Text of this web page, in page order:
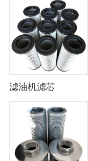
滤油机滤芯